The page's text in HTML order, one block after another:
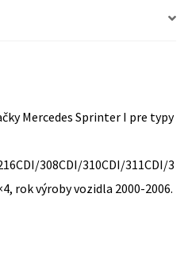
Mercedes Sprinter I pre typy
308CDI/310CDI/311CDI/3
rok výroby vozidla 2000-2006.